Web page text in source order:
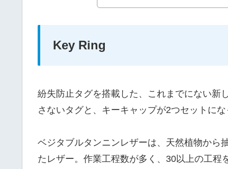
Key Ring
紛失防止タグを搭載した、これまでにない新
さないタグと、キーキャップが2つセットに
ベジタブルタンニンレザーは、天然植物から
たレザー。作業工程数が多く、30以上の工